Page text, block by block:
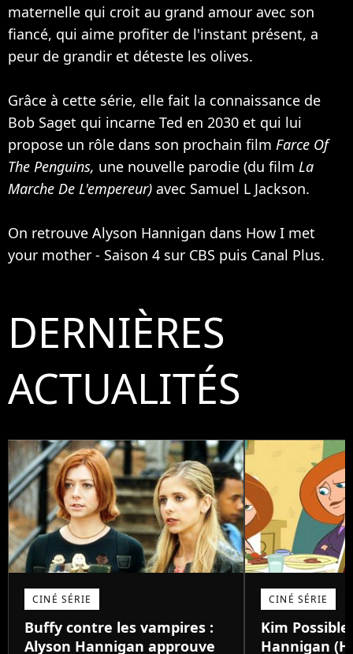
maternelle qui croit au grand amour avec son
fiancé, qui aime profiter de l'instant présent, a
peur de grandir et déteste les olives.
Grâce à cette série, elle fait la connaissance de
Bob Saget qui incarne Ted en 2030 et qui lui
propose un rôle dans son prochain film Farce Of
The Penguins, une nouvelle parodie (du film La
Marche De L'empereur) avec Samuel L Jackson.
On retrouve Alyson Hannigan dans How I met
your mother - Saison 4 sur CBS puis Canal Plus.
DERNIÈRES
ACTUALITÉS
CINÉ SÉRIE
Buffy contre les vampires :
Alyson Hannigan approuve
CINÉ SÉRIE
Kim
Hannigan